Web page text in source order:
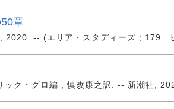
章
2020. -- (エリア・スタディーズ ; 179 .
ック・グロ編 ; 慎改康之訳. -- 新潮社,